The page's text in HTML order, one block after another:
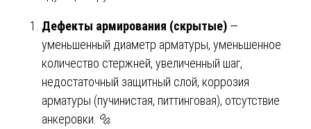
Дефекты армирования (скрытые) —
уменьшенный диаметр арматуры, уменьшенное
количество стержней, увеличенный шаг,
недостаточный защитный слой, коррозия
арматуры (пучинистая, питтинговая), отсутствие
анкеровки. 🔩